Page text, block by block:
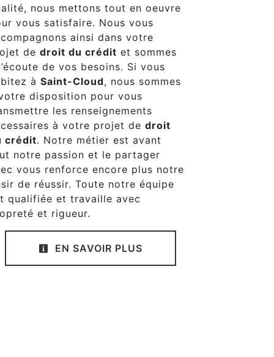
nous mettons tout en oeuvre
vous satisfaire. Nous vous
ainsi dans votre
de droit du crédit et sommes
de vos besoins. Si vous
à Saint-Cloud, nous sommes
disposition pour vous
les renseignements
à votre projet de droit
crédit. Notre métier est avant
notre passion et le partager
vous renforce encore plus notre
de réussir. Toute notre équipe
qualifiée et travaille avec
et rigueur.
EN SAVOIR PLUS